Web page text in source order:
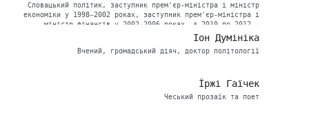
Словацький політик, заступник прем'єр-міністра і міністр
економіки у 1998–2002 роках, заступник прем'єр-міністра і
міністр фінансів у 2002–2006 роках, з 2010 по 2012 –
заступник прем'єр-міністра
Іон Думініка
Вчений, громадський діяч, доктор політології
Їржі Гаїчек
Чеський прозаїк та поет